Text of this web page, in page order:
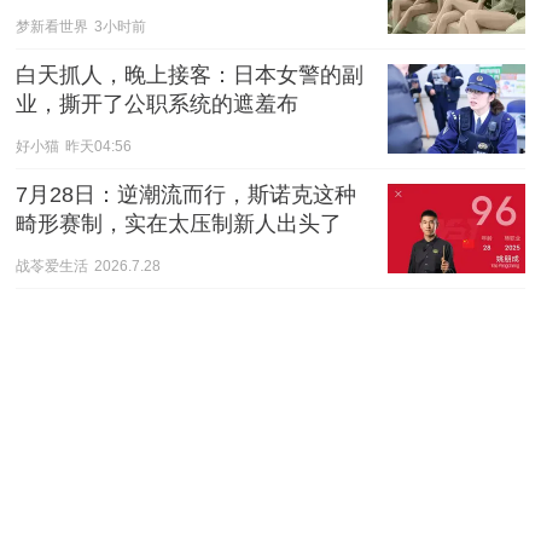
梦新看世界 3小时前
白天抓人，晚上接客：日本女警的副
业，撕开了公职系统的遮羞布
好小猫 昨天04:56
7月28日：逆潮流而行，斯诺克这种
畸形赛制，实在太压制新人出头了
战苓爱生活 2026.7.28